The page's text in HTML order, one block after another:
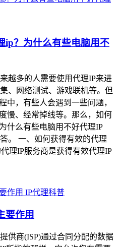
ip？为什么有些电脑用不
越多的人需要使用代理IP来进
、网络测试、游戏联机等。但
中，有些人会遇到一些问题，
慢、经常掉线等。那么，如何
什么有些电脑用不好代理IP
。 一、如何获得有效的代理
理IP服务商是获得有效代理IP
IP代理科普
要作用
供商(ISP)通过合同分配的数据